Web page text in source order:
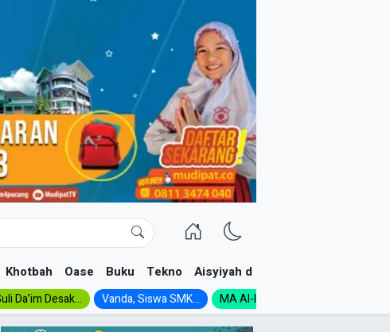
Khotbah Oase Buku Tekno Aisyiyah dan NA
Da’im Desak... Vanda, Siswa SMK... MA Al-Ishlah Gelar...